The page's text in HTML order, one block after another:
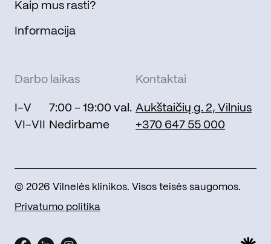
Kaip mus rasti?
Informacija
Darbo laikas
I-V
7:00 - 19:00 val.
VI-VII
Nedirbame
Kontaktai
Aukštaičių g. 2, Vilnius
+370 647 55 000
© 2026 Vilnelės klinikos. Visos teisės saugomos.
Privatumo politika